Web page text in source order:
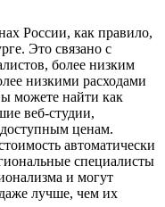
России, как правило,
Это связано с
более низким
низкими расходами
можете найти как
веб-студии,
ценам.
автоматически
специалисты
и могут
лучше, чем их